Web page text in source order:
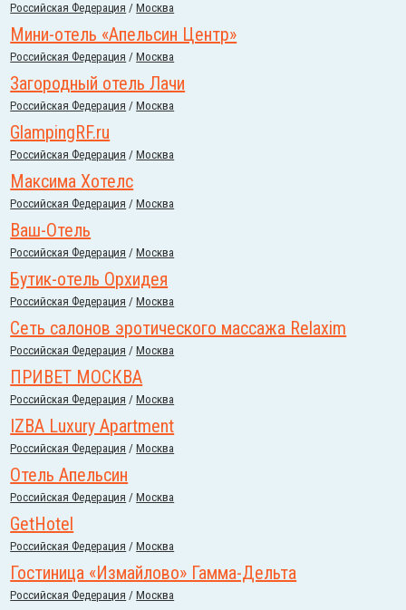
Российcкая Федерация /Москва
Мини-отель «Апельсин Центр»
Российcкая Федерация /Москва
Загородный отель Лачи
Российcкая Федерация /Москва
GlampingRF.ru
Российcкая Федерация /Москва
Максима Хотелс
Российcкая Федерация /Москва
Ваш-Отель
Российcкая Федерация /Москва
Бутик-отель Орхидея
Российcкая Федерация /Москва
Сеть салонов эротического массажа Relaxim
Российcкая Федерация /Москва
ПРИВЕТ МОСКВА
Российcкая Федерация /Москва
IZBA Luxury Apartment
Российcкая Федерация /Москва
Отель Апельсин
Российcкая Федерация /Москва
GetHotel
Российcкая Федерация /Москва
Гостиница «Измайлово» Гамма-Дельта
Российcкая Федерация /Москва